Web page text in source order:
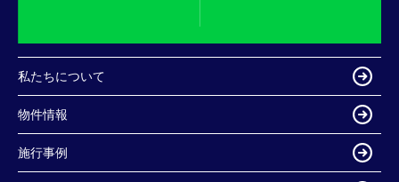
私たちについて
物件情報
施行事例